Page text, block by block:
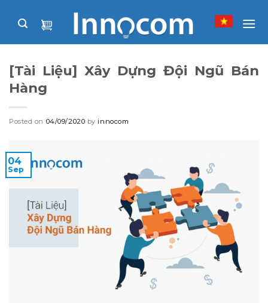
[Tài Liệu] Xây Dựng Đội Ngũ Bán
Hàng
Posted on 04/09/2020 by innocom
04
Sep